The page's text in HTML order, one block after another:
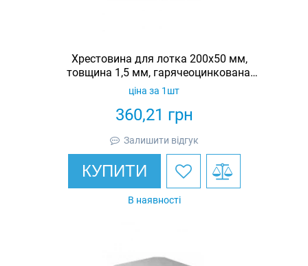
Хрестовина для лотка 200х50 мм,
товщина 1,5 мм, гарячеоцинкована,
Eurotray
360,21 грн
ціна за 1шт
Залишити відгук
КУПИТИ
В наявності